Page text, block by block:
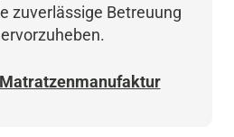
zuverlässige Betreuung